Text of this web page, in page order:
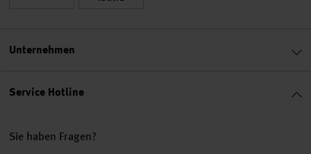
Service Hotline
Sie haben Fragen?
Unternehmen